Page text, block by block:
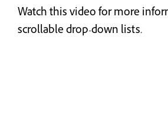
Watch this video for more
scrollable drop-down lists.